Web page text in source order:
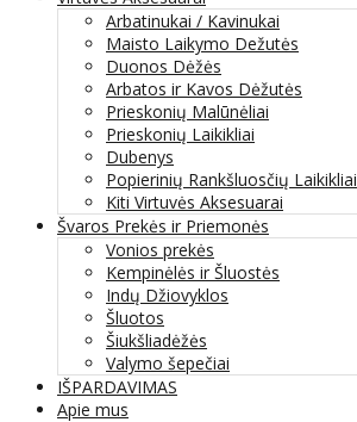
Arbatinukai / Kavinukai
Maisto Laikymo Dežutės
Duonos Dėžės
Arbatos ir Kavos Dėžutės
Prieskonių Malūnėliai
Prieskonių Laikikliai
Dubenys
Popierinių Rankšluosčių Laikikliai
Kiti Virtuvės Aksesuarai
Švaros Prekės ir Priemonės
Vonios prekės
Kempinėlės ir Šluostės
Indų Džiovyklos
Šluotos
Šiukšliadėžės
Valymo šepečiai
IŠPARDAVIMAS
Apie mus